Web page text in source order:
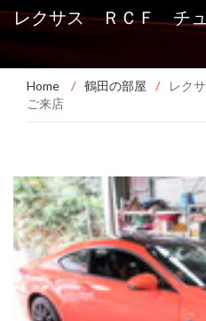
レクサス ＲＣＦ チュ
Home / 鶴田の部屋 /
レク
ご来店